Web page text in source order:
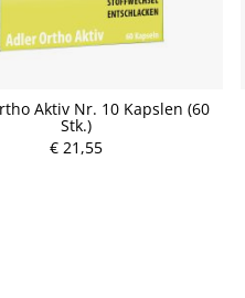
Aktiv Nr. 10 Kapslen (60
Stk.)
€ 21,55
P